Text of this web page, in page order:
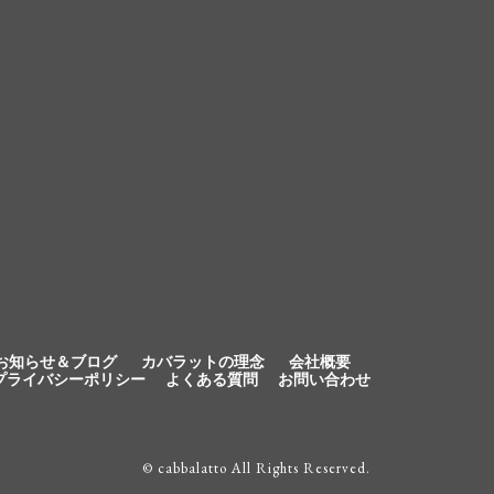
知らせ＆ブログ カバラットの理念
会社概要
ライバシーポリシー
よくある質問 お問い合わせ
© cabbalatto All Rights Reserved.